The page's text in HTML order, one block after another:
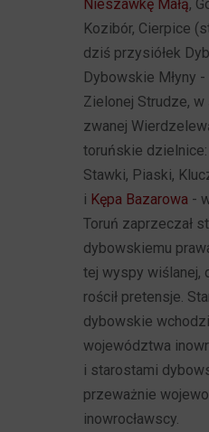
Nieszawkę Małą,
Kozibór, Cierpice
dziś przysiółek
Dybowskie Młyny -
Zielonej Strudze,
zwanej
toruńskie dzielnice:
Stawki, Piaski,
i Kępa Bazarowa -
Toruń zaprzeczał
dybowskiemu
tej wyspy wiślanej,
rościł pretensje.
dybowskie
województwa
i starostami
przeważnie
inowrocławscy.